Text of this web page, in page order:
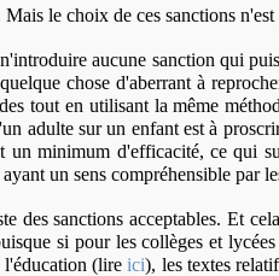
le choix de ces sanctions n'est
aucune sanction qui
chose d'aberrant à
tout en utilisant la même
adulte sur un enfant est à
un minimum d'efficacité, ce qui
un sens compréhensible par
des sanctions acceptables. Et
si pour les collèges et
l'éducation (lireici), les textes